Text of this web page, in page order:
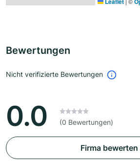
Bewertungen
Nicht verifizierte Bewertungen
0.0 (0 Bewertungen)
Firma bewerten